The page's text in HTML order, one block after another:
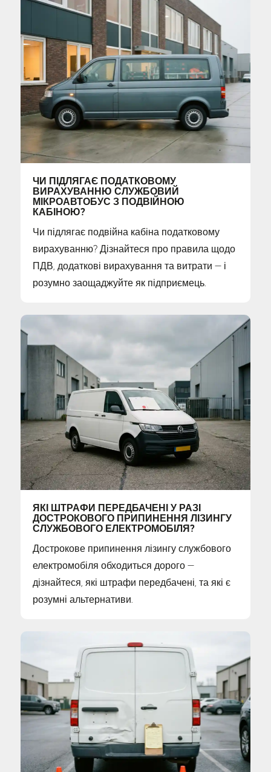
ЧИ ПІДЛЯГАЄ ПОДАТКОВОМУ
ВИРАХУВАННЮ СЛУЖБОВИЙ
МІКРОАВТОБУС З ПОДВІЙНОЮ
КАБІНОЮ?
Чи підлягає подвійна кабіна податковому
вирахуванню? Дізнайтеся про правила щодо
ПДВ, додаткові вирахування та витрати — і
розумно заощаджуйте як підприємець.
ЯКІ ШТРАФИ ПЕРЕДБАЧЕНІ У РАЗІ
ДОСТРОКОВОГО ПРИПИНЕННЯ ЛІЗИНГУ
СЛУЖБОВОГО ЕЛЕКТРОМОБІЛЯ?
Дострокове припинення лізингу службового
електромобіля обходиться дорого —
дізнайтеся, які штрафи передбачені, та які є
розумні альтернативи.